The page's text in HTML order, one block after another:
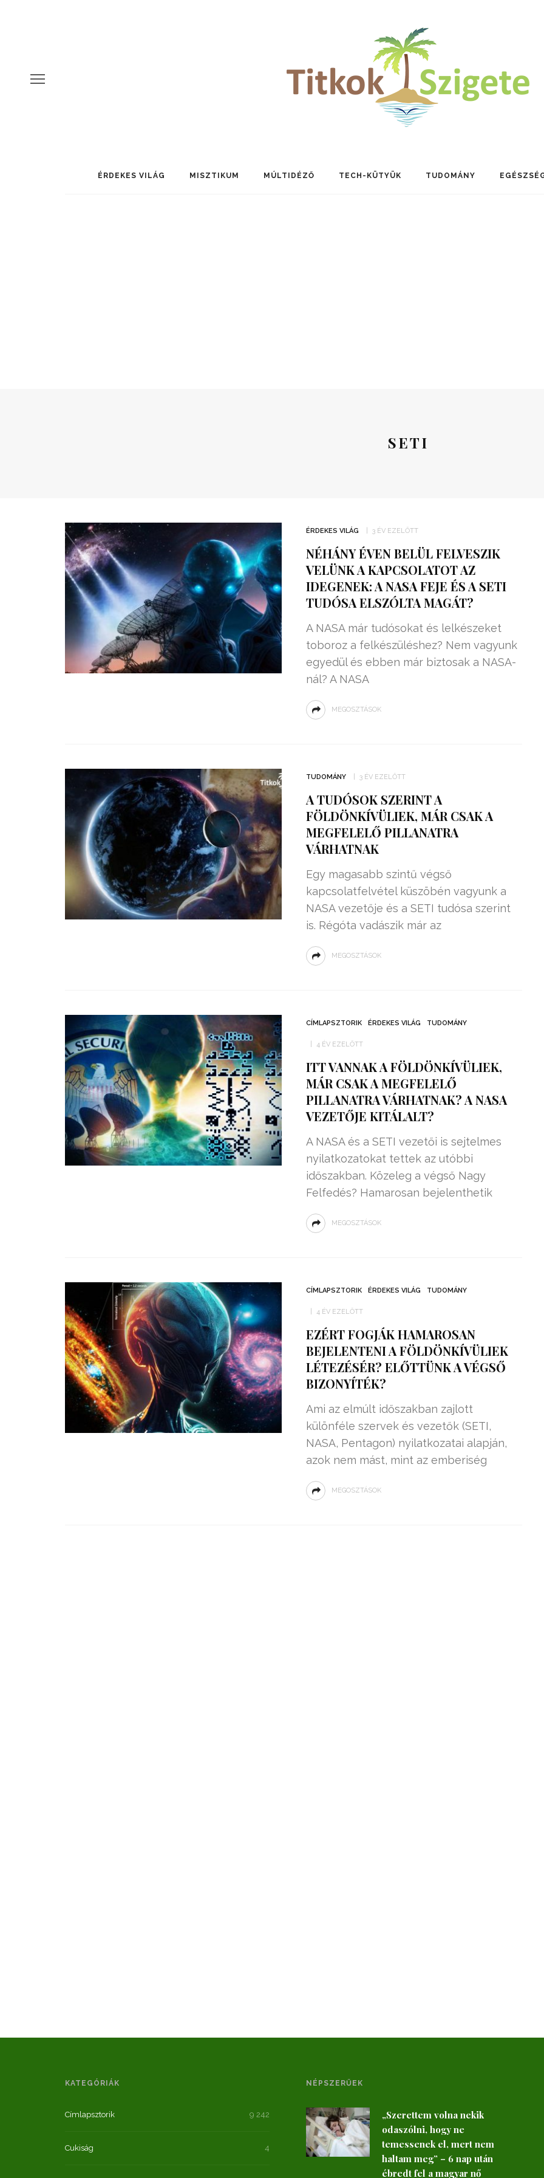
ÉRDEKES VILÁG MISZTIKUM MÚLTIDÉZŐ TECH-KÜTYÜK TUDOMÁNY
SETI
ÉRDEKES VILÁG 3 ÉV EZELŐTT
NÉHÁNY ÉVEN BELÜL FELVESZIK
VELÜNK A KAPCSOLATOT AZ
IDEGENEK: A NASA FEJE ÉS A SETI
TUDÓSA ELSZÓLTA MAGÁT?
A NASA már tudósokat és lelkészeket
toboroz a felkészüléshez? Nem vagyunk
egyedül és ebben már biztosak a NASA-
nál? A NASA
MEGOSZTÁSOK
TUDOMÁNY 3 ÉV EZELŐTT
A TUDÓSOK SZERINT A
FÖLDÖNKÍVÜLIEK, MÁR CSAK A
MEGFELELŐ PILLANATRA
VÁRHATNAK
Egy magasabb szintű végső
kapcsolatfelvétel küszöbén vagyunk a
NASA vezetője és a SETI tudósa szerint
is. Régóta vadászik már az
MEGOSZTÁSOK
CÍMLAPSZTORIK ÉRDEKES VILÁG TUDOMÁNY
4 ÉV EZELŐTT
ITT VANNAK A FÖLDÖNKÍVÜLIEK,
MÁR CSAK A MEGFELELŐ
PILLANATRA VÁRHATNAK? A NASA
VEZETŐJE KITÁLALT?
A NASA és a SETI vezetői is sejtelmes
nyilatkozatokat tettek az utóbbi
időszakban. Közeleg a végső Nagy
Felfedés? Hamarosan bejelenthetik
MEGOSZTÁSOK
CÍMLAPSZTORIK ÉRDEKES VILÁG TUDOMÁNY
4 ÉV EZELŐTT
EZÉRT FOGJÁK HAMAROSAN
BEJELENTENI A FÖLDÖNKÍVÜLIEK
LÉTEZÉSÉR? ELŐTTÜNK A VÉGSŐ
BIZONYÍTÉK?
Ami az elmúlt időszakban zajlott
különféle szervek és vezetők (SETI,
NASA, Pentagon) nyilatkozatai alapján,
azok nem mást, mint az emberiség
MEGOSZTÁSOK
99,13%-OS HATÉKONYSÁGGAL
NULLÁZZA AZ ÁRAMSZÁMLÁT
EZ A MOTOR!
ENERGIÁT
FEKVŐRENDŐRÖK!
KATEGÓRIÁK
Címlapsztorik 9 242
Cukiság 4
NÉPSZERŰEK
„Szerettem volna nekik
odaszólni, hogy ne
temessenek el, mert nem
haltam meg” – 6 nap után
ébredt fel a magyar nő